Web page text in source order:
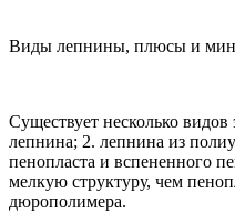
Виды лепнины, плюсы и
Существует несколько видов
лепнина; 2. лепнина из
пенопласта и вспененного
мелкую структуру, чем
дюрополимера.